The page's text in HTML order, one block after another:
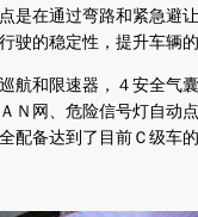
是在通过弯路和紧急避
驶的稳定性，提升车辆的
和限速器，４安全气囊
Ｎ网、危险信号灯自动
配备达到了目前Ｃ级车的